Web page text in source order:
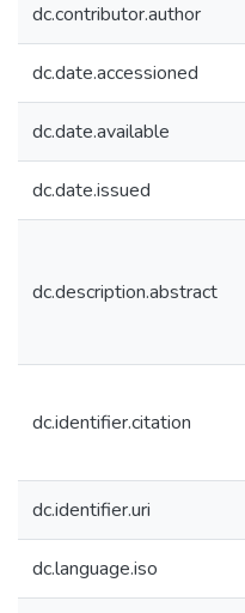
dc.contributor.author
dc.date.accessioned
dc.date.available
dc.date.issued
dc.description.abstract
dc.identifier.citation
dc.identifier.uri
dc.language.iso